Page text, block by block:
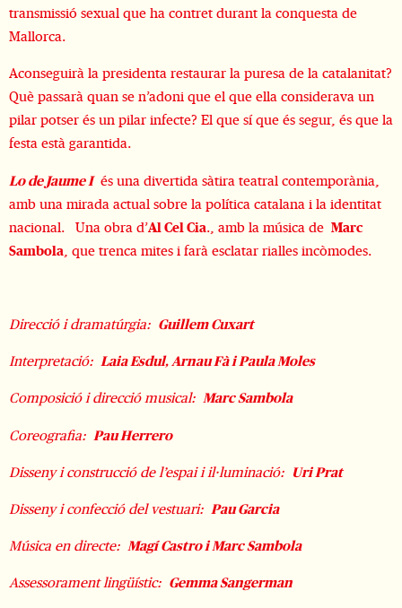
transmissió sexual que ha contret durant la conquesta de
Mallorca.
Aconseguirà la presidenta restaurar la puresa de la catalanitat?
Què passarà quan se n’adoni que el que ella considerava un
pilar potser és un pilar infecte? El que sí que és segur, és que la
festa està garantida.
Lo de Jaume I és una divertida sàtira teatral contemporània,
amb una mirada actual sobre la política catalana i la identitat
nacional. Una obra d’Al Cel Cia., amb la música de Marc
Sambola, que trenca mites i farà esclatar rialles incòmodes.
Direcció i dramatúrgia: Guillem Cuxart
Interpretació: Laia Esdul, Arnau Fà i Paula Moles
Composició i direcció musical: Marc Sambola
Coreografia: Pau Herrero
Disseny i construcció de l’espai i il·luminació: Uri Prat
Disseny i confecció del vestuari: Pau Garcia
Música en directe: Magí Castro i Marc Sambola
Assessorament lingüístic:Gemma Sangerman